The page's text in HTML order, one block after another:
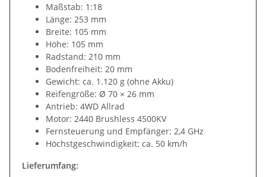
Maßstab: 1:18
Länge: 253 mm
Breite: 105 mm
Höhe: 105 mm
Radstand: 210 mm
Bodenfreiheit: 20 mm
Gewicht: ca. 1.120 g (ohne Akku)
Reifengröße: Ø 70 × 26 mm
Antrieb: 4WD Allrad
Motor: 2440 Brushless 4500KV
Fernsteuerung und Empfänger: 2,4 GHz
Höchstgeschwindigkeit: ca. 50 km/h
Lieferumfang: